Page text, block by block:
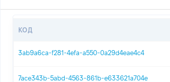
КОД
3ab9a6ca-f281-4efa-a550-0a29d4eae4c4
7ace343b-5abd-4563-861b-e633621a704e